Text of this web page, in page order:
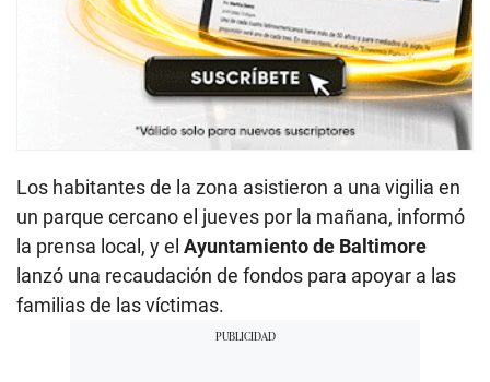
Los habitantes de la zona asistieron a una vigilia en
un parque cercano el jueves por la mañana, informó
la prensa local, y el Ayuntamiento de Baltimore
lanzó una recaudación de fondos para apoyar a las
familias de las víctimas.